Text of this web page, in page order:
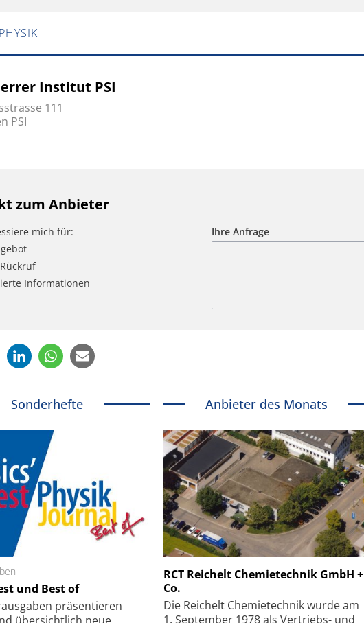
Institut PSI
111
PSI
zum Anbieter
mich für:
Informationen
Ihre Anfrage
Sonderhefte
und Best of
präsentieren
Anbieter des Monats
RCT Reichelt Chemietechnik GmbH +
Co.
Die Reichelt Chemietechnik wurde am
1. September 1978 als Vertriebs- und
Faserkoppler mit Super-
SmarAct GmbH
kleinstem Raum